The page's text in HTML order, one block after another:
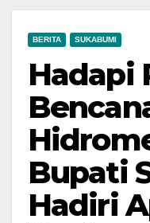
BERITA SUKABUMI
Hadapi
Bupati
Hadiri